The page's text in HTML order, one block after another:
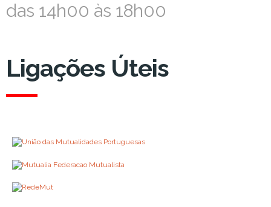
das 14h00 às 18h00
das 14h00 às 18h00
Ligações Úteis
Ligações Úteis